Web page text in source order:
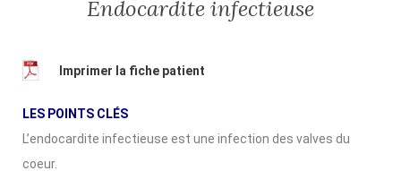
Endocardite infectieuse
Imprimer la fiche patient
LES POINTS CLÉS
L’endocardite infectieuse est une infection des valves du
coeur.